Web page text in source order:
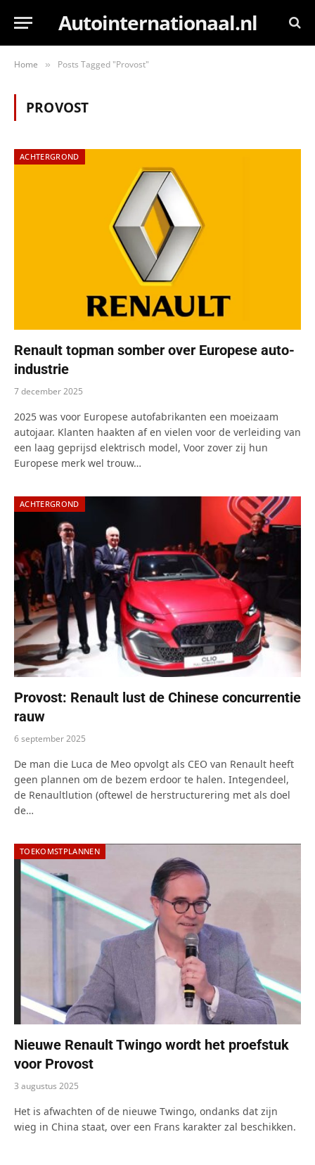
Autointernationaal.nl
Home » Posts Tagged "Provost"
PROVOST
ACHTERGROND
Renault topman somber over Europese auto-
industrie
7 december 2025
2025 was voor Europese autofabrikanten een moeizaam
autojaar. Klanten haakten af en vielen voor de verleiding van
een laag geprijsd elektrisch model, Voor zover zij hun
Europese merk wel trouw…
ACHTERGROND
Provost: Renault lust de Chinese concurrentie
rauw
6 september 2025
De man die Luca de Meo opvolgt als CEO van Renault heeft
geen plannen om de bezem erdoor te halen. Integendeel,
de Renaultlution (oftewel de herstructurering met als doel
de…
TOEKOMSTPLANNEN
Nieuwe Renault Twingo wordt het proefstuk
voor Provost
3 augustus 2025
Het is afwachten of de nieuwe Twingo, ondanks dat zijn
wieg in China staat, over een Frans karakter zal beschikken.